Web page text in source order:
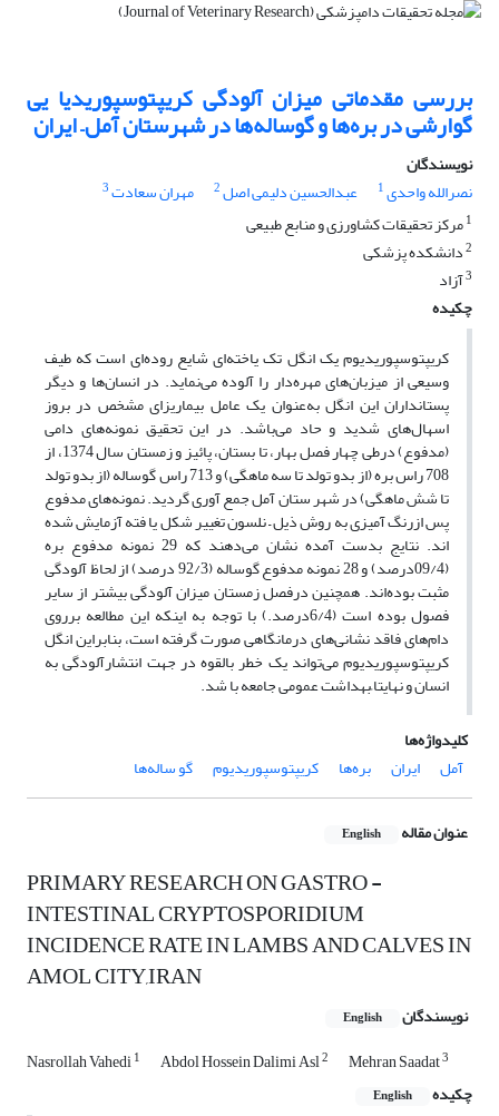
بررسی مقدماتی میزان آلودگی کریپتوسپوریدیا یی
گوارشی در بره‌ها و گوساله‌ها در شهرستان آمل– ایران
نویسندگان
نصرالله واحدی1 عبدالحسین دلیمی اصل2 مهران سعادت3
1مرکز تحقیقات کشاورزی و منابع طبیعی
2دانشکده پزشکی
3آزاد
چکیده
‌‌کریپتوسپوریدیوم یک انگل تک یاخته‌ای شایع روده‌ای است که طیف
وسیعی از میزبان‌های مهره‌دار را آلوده می‌نماید. در انسان‌ها و دیگر
پستانداران این انگل به‌عنوان یک عامل بیماریزای مشخص در بروز
اسهال‌های شدید و حاد می‌باشد. در این تحقیق نمونه‌های دامی
(مدفوع) درطی ‌چهار فصل بهار، تا بستان، پائیز و زمستان سال 1374، از
708 راس بره (از بدو تولد تا سه ماهگی) و 713 راس گوساله (از بدو تولد
تا شش ماهگی) در شهر ستان آمل جمع آوری گردید. نمونه‌های مدفوع
پس ازرنگ آمیزی به روش ذیل – نلسون تغییر شکل یا فته آزمایش شده
اند. نتایج بدست آمده نشان می‌دهند که 29 نمونه مدفوع بره
(09/4درصد) و 28 نمونه مدفوع گوساله (92/3‌ درصد) از لحاظ آلودگی
مثبت بوده‌اند. همچنین درفصل زمستان میزان آلودگی بیشتر از سایر
فصول بوده است (6/4درصد.) با توجه به اینکه این مطالعه برروی
دام‌های فاقد نشانی‌های درمانگاهی صورت گرفته است، بنابراین انگل
کریپتوسپوریدیوم می‌تواند یک خطر بالقوه در جهت انتشارآلودگی به
انسان و نهایتا ًبهداشت عمومی جامعه با شد.
کلیدواژه‌ها
آمل
ایران بره‌ها کریپتوسپوریدیوم گو ساله‌ها
عنوان مقاله English
PRIMARY RESEARCH ON GASTRO -
INTESTINAL CRYPTOSPORIDIUM
INCIDENCE RATE IN LAMBS AND CALVES IN
AMOL CITY,IRAN
نویسندگان English
Nasrollah Vahedi1 Abdol Hossein Dalimi Asl2 Mehran Saadat3
چکیده English